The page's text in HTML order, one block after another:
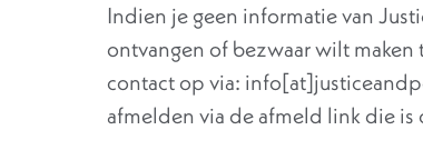
Indien je geen informatie van
ontvangen of bezwaar wilt maken
contact op via:
afmelden via de afmeld link die